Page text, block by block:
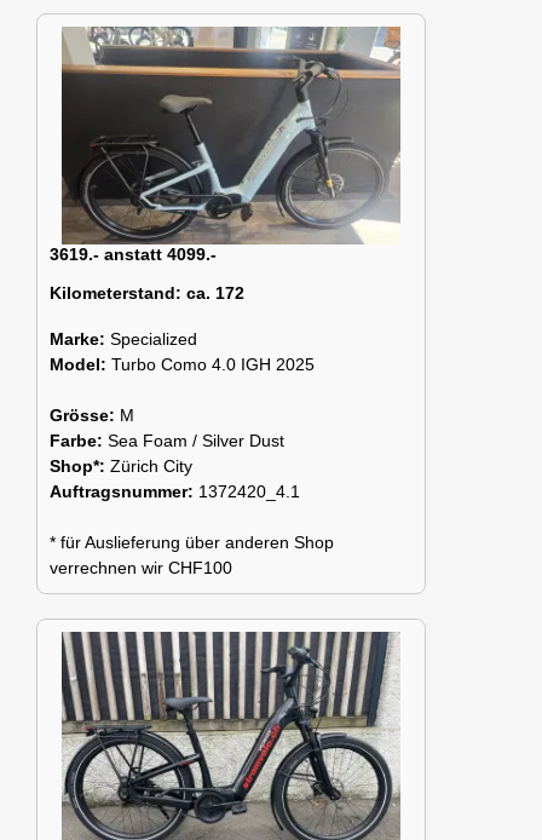
3619.- anstatt 4099.-
Kilometerstand: ca. 172
Marke: Specialized
Model: Turbo Como 4.0 IGH 2025
Grösse: M
Farbe: Sea Foam / Silver Dust
Shop*: Zürich City
Auftragsnummer: 1372420_4.1
* für Auslieferung über anderen Shop
verrechnen wir CHF100